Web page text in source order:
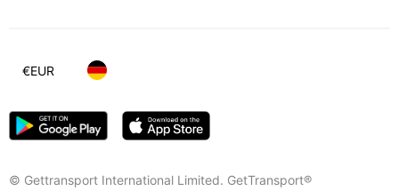
© Gettransport International Limited. GetTransport®
€EUR